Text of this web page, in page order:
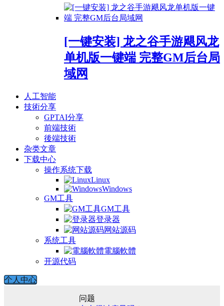
[一键安装] 龙之谷手游飓风龙
单机版一键端 完整GM后台局
域网
人工智能
技術分享
GPTAI分享
前端技術
後端技術
杂类文章
下载中心
操作系统下载
Linux
Windows
GM工具
GM工具
登录器
网站源码
系统工具
電腦軟體
开源代码
个人中心
问题